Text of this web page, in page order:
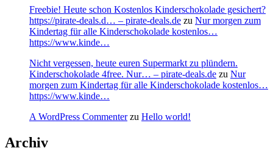
Freebie! Heute schon Kostenlos Kinderschokolade gesichert?
https://pirate-deals.d… – pirate-deals.de zu Nur morgen zum
Kindertag für alle Kinderschokolade kostenlos…
https://www.kinde…
Nicht vergessen, heute euren Supermarkt zu plündern.
Kinderschokolade 4free. Nur… – pirate-deals.de zu Nur
morgen zum Kindertag für alle Kinderschokolade kostenlos…
https://www.kinde…
A WordPress Commenterzu Hello world!
Archiv